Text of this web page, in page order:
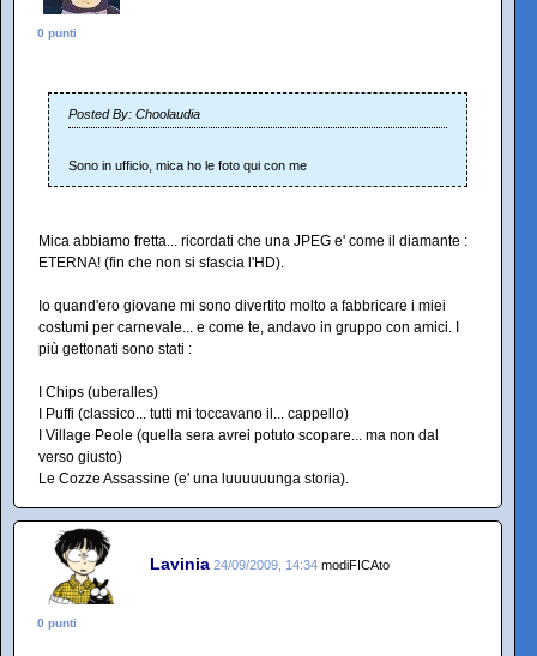
0 punti
Posted By: Choolaudia
Sono in ufficio, mica ho le foto qui con me
Mica abbiamo fretta... ricordati che una JPEG e' come il diamante :
ETERNA! (fin che non si sfascia l'HD).
Io quand'ero giovane mi sono divertito molto a fabbricare i miei
costumi per carnevale... e come te, andavo in gruppo con amici. I
più gettonati sono stati :
I Chips (uberalles)
I Puffi (classico... tutti mi toccavano il... cappello)
I Village Peole (quella sera avrei potuto scopare... ma non dal
verso giusto)
Le Cozze Assassine (e' una luuuuuunga storia).
Lavinia 24/09/2009, 14:34 modiFICAto
0 punti